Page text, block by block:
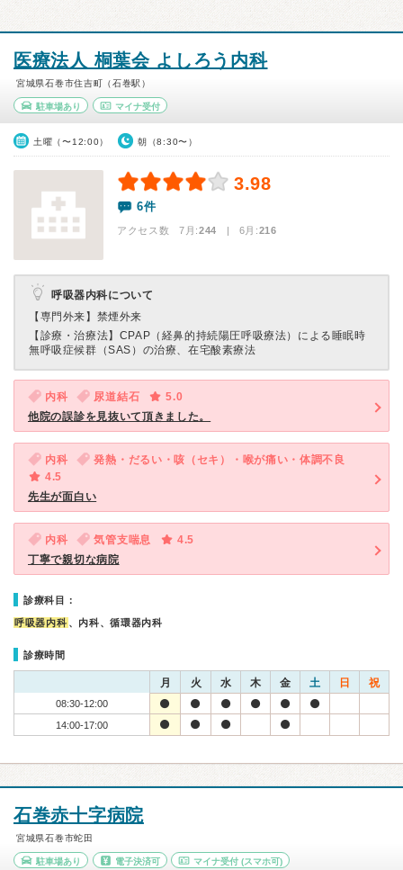
医療法人 桐葉会 よしろう内科
宮城県石巻市住吉町（石巻駅）
駐車場あり マイナ受付
土曜（〜12:00） 朝（8:30〜）
3.98
6件
アクセス数 7月:244 | 6月:216
呼吸器内科について
【専門外来】 禁煙外来
【診療・治療法】 CPAP（経鼻的持続陽圧呼吸療法）による睡眠時
無呼吸症候群（SAS）の治療、在宅酸素療法
内科 尿道結石
5.0
他院の誤診を見抜いて頂きました。
内科
発熱・だるい・咳（セキ）・喉が痛い・体調不良
4.5
先生が面白い
内科 気管支喘息
4.5
丁寧で親切な病院
診療科目：
呼吸器内科 、内科、循環器内科
診療時間
月 火 水 木 金 土 日 祝
08:30-12:00
14:00-17:00
石巻赤十字病院
宮城県石巻市蛇田
駐車場あり 電子決済可 マイナ受付 (スマホ可)